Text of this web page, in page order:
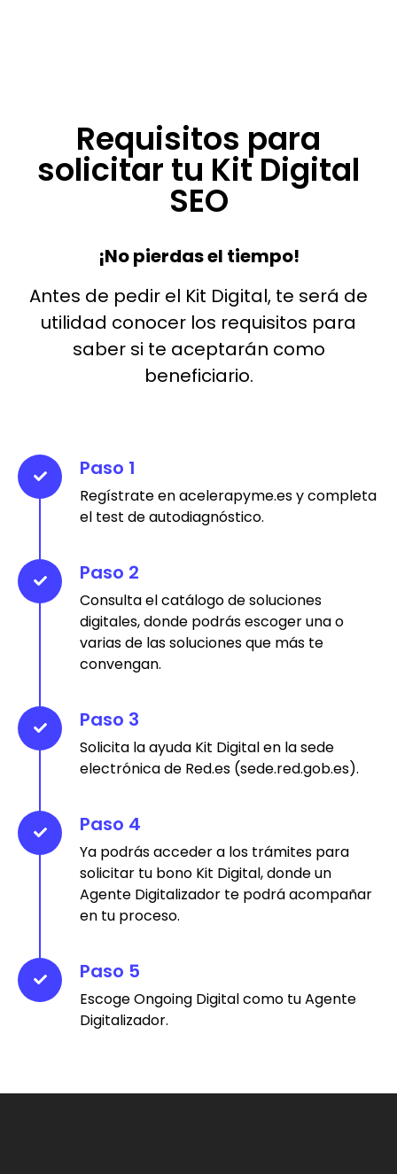
Requisitos para
solicitar tu Kit Digital
SEO
¡No pierdas el tiempo!
Antes de pedir el Kit Digital, te será de
utilidad conocer los requisitos para
saber si te aceptarán como
beneficiario.
Paso 1
Regístrate en acelerapyme.es y completa
el test de autodiagnóstico.
Paso 2
Consulta el catálogo de soluciones
digitales, donde podrás escoger una o
varias de las soluciones que más te
convengan.
Paso 3
Solicita la ayuda Kit Digital en la sede
electrónica de Red.es (sede.red.gob.es).
Paso 4
Ya podrás acceder a los trámites para
solicitar tu bono Kit Digital, donde un
Agente Digitalizador te podrá acompañar
en tu proceso.
Paso 5
Escoge Ongoing Digital como tu Agente
Digitalizador.